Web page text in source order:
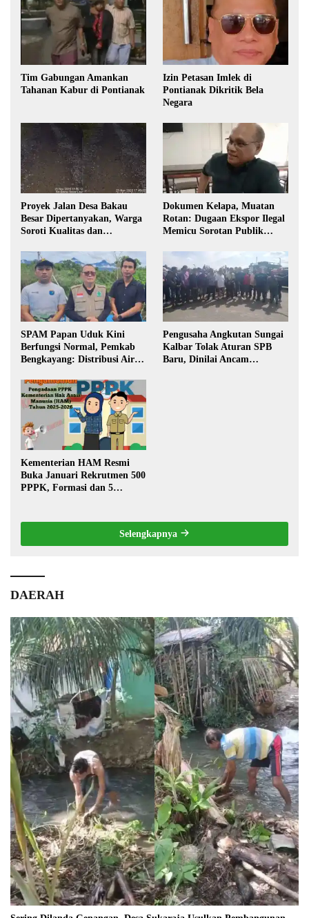
Tim Gabungan Amankan
Tahanan Kabur di Pontianak
Izin Petasan Imlek di
Pontianak Dikritik Bela
Negara
Proyek Jalan Desa Bakau
Besar Dipertanyakan, Warga
Soroti Kualitas dan
Pembangunan
Dokumen Kelapa, Muatan
Rotan: Dugaan Ekspor Ilegal
Memicu Sorotan Publik
SPAM Papan Uduk Kini
Berfungsi Normal, Pemkab
Bengkayang: Distribusi Air
Warga
Pengusaha Angkutan Sungai
Kalbar Tolak Aturan SPB
Baru, Dinilai Ancam
Kementerian HAM Resmi
Buka Januari Rekrutmen 500
PPPK, Formasi dan 5
Selengkapnya
DAERAH